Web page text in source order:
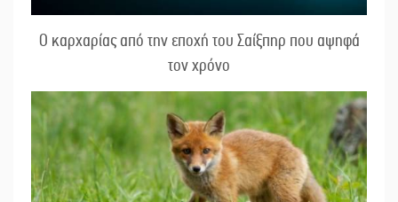
Ο καρχαρίας από την εποχή του Σαίξπηρ που αψηφά
τον χρόνο